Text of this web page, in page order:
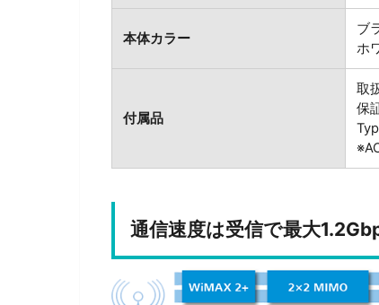
本体カラー
ブ
ホ
付属品
取
保
通信速度は受信で最大